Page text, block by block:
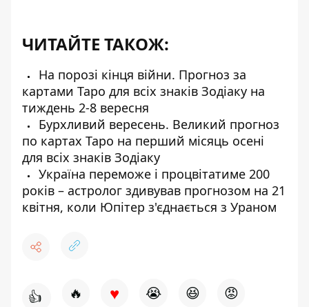
ЧИТАЙТЕ ТАКОЖ:
На порозі кінця війни. Прогноз за
картами Таро для всіх знаків Зодіаку на
тиждень 2-8 вересня
Бурхливий вересень. Великий прогноз
по картах Таро на перший місяць осені
для всіх знаків Зодіаку
Україна переможе і процвітатиме 200
років – астролог здивував прогнозом на 21
квітня, коли Юпітер з'єднається з Ураном
👍 🔥 ♥ 😭 😆 😡